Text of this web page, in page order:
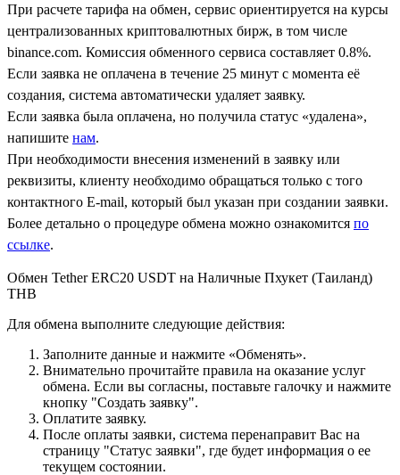
При расчете тарифа на обмен, сервис ориентируется на курсы
централизованных криптовалютных бирж, в том числе
binance.com. Комиссия обменного сервиса составляет 0.8%.
Если заявка не оплачена в течение 25 минут с момента её
создания, система автоматически удаляет заявку.
Если заявка была оплачена, но получила статус «удалена»,
напишите нам.
При необходимости внесения изменений в заявку или
реквизиты, клиенту необходимо обращаться только с того
контактного Е-mail, который был указан при создании заявки.
Более детально о процедуре обмена можно ознакомится по
ссылке.
Обмен Tether ERC20 USDT на Наличные Пхукет (Таиланд)
THB
Для обмена выполните следующие действия:
Заполните данные и нажмите «Обменять».
Внимательно прочитайте правила на оказание услуг
обмена. Если вы согласны, поставьте галочку и нажмите
кнопку "Создать заявку".
Оплатите заявку.
После оплаты заявки, система перенаправит Вас на
страницу "Статус заявки", где будет информация о ее
текущем состоянии.